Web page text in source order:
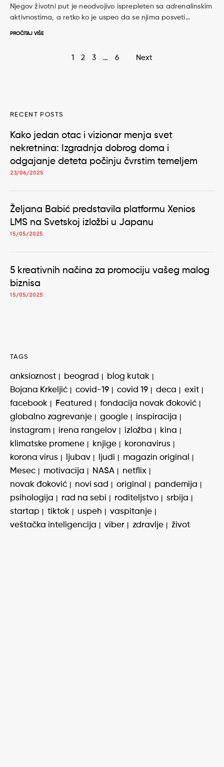
Njegov životni put je neodvojivo isprepleten sa adrenalinskim
aktivnostima, a retko ko je uspeo da se njima posveti…
PROČITAJ VIŠE
1 2 3 … 6 Next
RECENT POSTS
Kako jedan otac i vizionar menja svet
nekretnina: Izgradnja dobrog doma i
odgajanje deteta počinju čvrstim temeljem
23/06/2025
Željana Babić predstavila platformu Xenios
LMS na Svetskoj izložbi u Japanu
15/05/2025
5 kreativnih načina za promociju vašeg malog
biznisa
15/05/2025
TAGS
anksioznost beograd
blog kutak
Bojana Krkeljić
covid-19 covid 19 deca
exit
facebook
Featured
fondacija novak đoković
globalno zagrevanje
google
inspiracija
instagram
irena rangelov izložba
kina
klimatske promene
knjige
koronavirus
korona virus
ljubav ljudi
magazin original
Mesec
motivacija NASA
netflix
novak đoković
novi sad original
pandemija
psihologija
rad na sebi roditeljstvo
srbija
startap
tiktok uspeh
vaspitanje
veštačka inteligencija
viber zdravlje život